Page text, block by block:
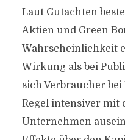
Laut Gutachten
Aktien und Green
Wahrscheinlichkeit
Wirkung als bei
sich Verbraucher
Regel intensiver mit
Unternehmen